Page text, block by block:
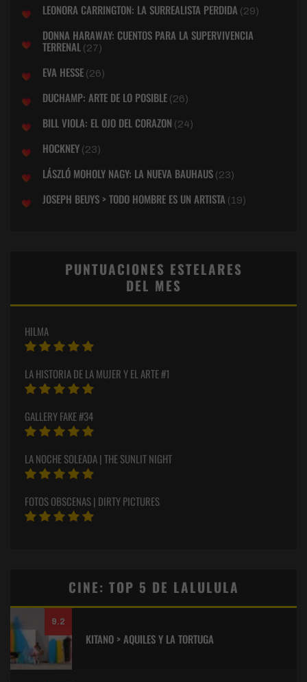
LEONORA CARRINGTON: LA SURREALISTA PERDIDA (29)
DONNA HARAWAY: CUENTOS PARA LA SUPERVIVENCIA
TERRENAL (27)
EVA HESSE (26)
DUCHAMP: ARTE DE LO POSIBLE (26)
BILL VIOLA: EL OJO DEL CORAZON (24)
HOCKNEY (23)
LÁSZLÓ MOHOLY NAGY: LA NUEVA BAUHAUS (23)
JOSEPH BEUYS > TODO HOMBRE ES UN ARTISTA (19)
PUNTUACIONES ESTELARES
DEL MES
HILMA
LA HISTORIA DE LA MUJER Y EL ARTE #1
GALLERY FAKE #34
LA NOCHE SOLEADA | THE SUNLIT NIGHT
FOTOS OBSCENAS | DIRTY PICTURES
CINE: TOP 5 DE LALULULA
9.2
KITANO > AQUILES Y LA TORTUGA